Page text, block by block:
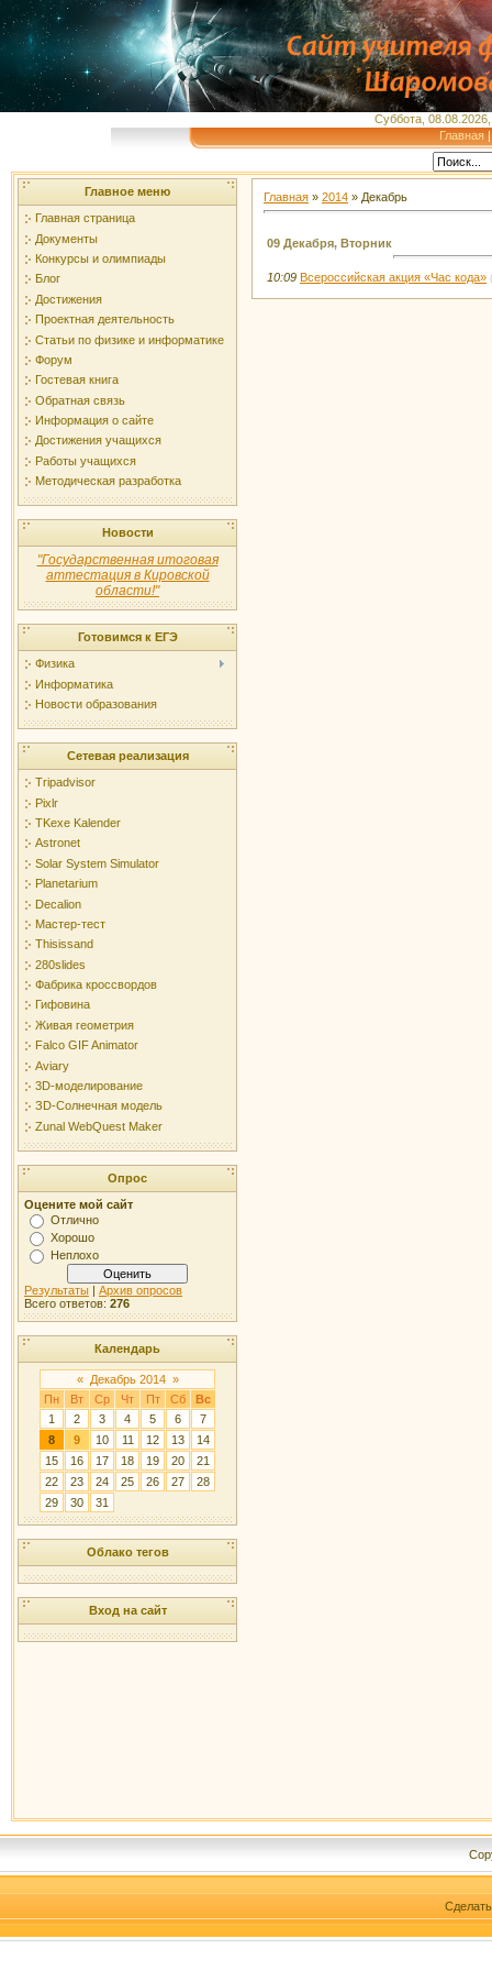
Суббота,
Главная
Главное меню
Главная страница
Документы
Конкурсы и олимпиады
Блог
Достижения
Проектная деятельность
Статьи по физике и информатике
Форум
Гостевая книга
Обратная связь
Информация о сайте
Достижения учащихся
Работы учащихся
Методическая разработка
Новости
"Государственная итоговая
аттестация в Кировской
области!"
Готовимся к ЕГЭ
Физика
Информатика
Новости образования
Сетевая реализация
Tripadvisor
Pixlr
TKexe Kalender
Astronet
Solar System Simulator
Planetarium
Decalion
Мастер-тест
Thisissand
280slides
Фабрика кроссвордов
Гифовина
Живая геометрия
Falco GIF Animator
Aviary
3D-моделирование
ЗD-Солнечная модель
Zunal WebQuest Maker
Опрос
Оцените мой сайт
Отлично
Хорошо
Неплохо
Результаты | Архив опросов
Всего ответов: 276
Календарь
« Декабрь 2014 »
Пн
Вт Ср Чт Пт Сб
Вс
1
2 3 4 5 6
7
8
9 10 11 12 13
14
15
16 17 18 19 20
21
22
23 24 25 26 27
28
29
30 31
Облако тегов
Вход на сайт
Главная » 2014 » Декабрь
09 Декабря, Вторник
10:09 Всероссийская акция «Час кода»